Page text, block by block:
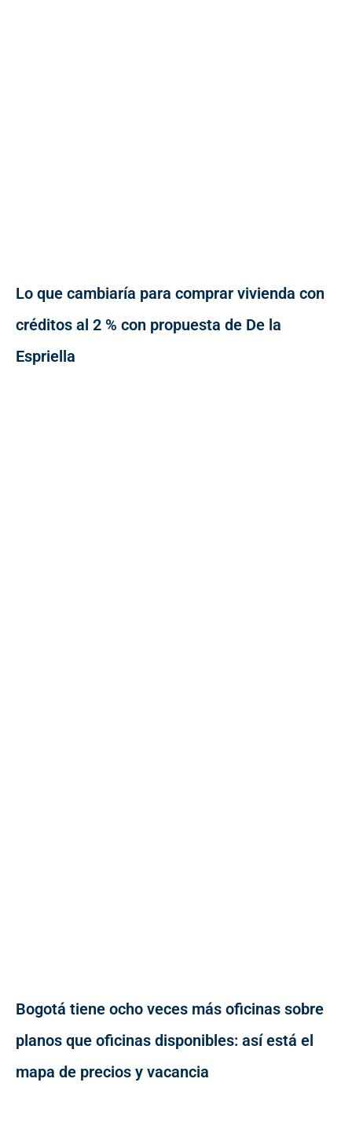
Lo que cambiaría para comprar vivienda con
créditos al 2 % con propuesta de De la
Espriella
Bogotá tiene ocho veces más oficinas sobre
planos que oficinas disponibles: así está el
mapa de precios y vacancia